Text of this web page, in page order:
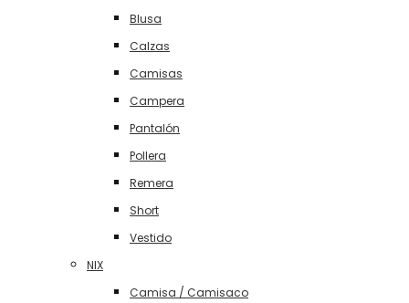
Blusa
Calzas
Camisas
Campera
Pantalón
Pollera
Remera
Short
Vestido
NIX
Camisa / Camisaco